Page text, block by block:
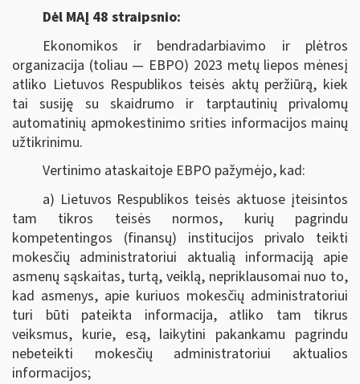
Dėl MAĮ 48 straipsnio:
Ekonomikos ir bendradarbiavimo ir plėtros
organizacija (toliau — EBPO) 2023 metų liepos mėnesį
atliko Lietuvos Respublikos teisės aktų peržiūrą, kiek
tai susiję su skaidrumo ir tarptautinių privalomų
automatinių apmokestinimo srities informacijos mainų
užtikrinimu.
Vertinimo ataskaitoje EBPO pažymėjo, kad:
a) Lietuvos Respublikos teisės aktuose įteisintos
tam tikros teisės normos, kurių pagrindu
kompetentingos (finansų) institucijos privalo teikti
mokesčių administratoriui aktualią informaciją apie
asmenų sąskaitas, turtą, veiklą, nepriklausomai nuo to,
kad asmenys, apie kuriuos mokesčių administratoriui
turi būti pateikta informacija, atliko tam tikrus
veiksmus, kurie, esą, laikytini pakankamu pagrindu
nebeteikti mokesčių administratoriui aktualios
informacijos;